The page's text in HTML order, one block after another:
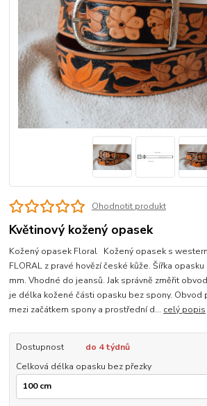
Ohodnotit produkt
Květinový kožený opasek
Kožený opasek Floral Kožený opasek s
FLORAL z pravé hovězí české kůže. Šířka opasku
mm. Vhodné do jeansů. Jak správně změřit
je délka kožené části opasku bez spony. Obvod
mezi začátkem spony a prostřední d... celý popis
Dostupnost
do 4 týdnů
Celková délka opasku bez přezky